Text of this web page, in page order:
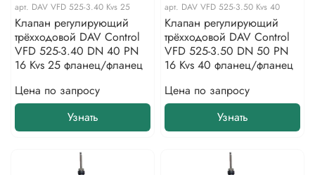
арт. DAV VFD 525-3.40 Kvs 25
Клапан регулирующий
трёхходовой DAV Control
VFD 525-3.40 DN 40 PN
16 Kvs 25 фланец/фланец
Цена по запросу
Узнать
арт. DAV VFD 525-3.50 Kvs 40
Клапан регулирующий
трёхходовой DAV Control
VFD 525-3.50 DN 50 PN
16 Kvs 40 фланец/фланец
Цена по запросу
Узнать